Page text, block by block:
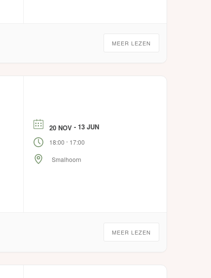
MEER LEZEN
20 NOV - 13 JUN
18:00 - 17:00
Smalhoorn
MEER LEZEN